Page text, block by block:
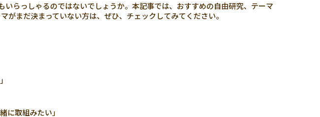
らっしゃるのではないでしょうか。本記事では、おすすめの自由研究、テーマ
がまだ決まっていない方は、ぜひ、チェックしてみてください。
に取組みたい」